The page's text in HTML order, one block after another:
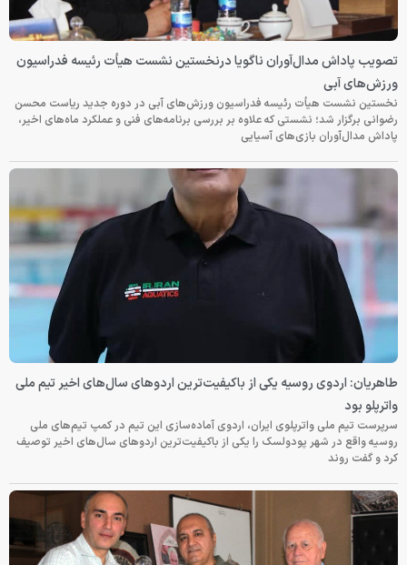
تصویب پاداش مدال‌آوران ناگویا درنخستین نشست هیأت رئیسه فدراسیون
ورزش‌های آبی
نخستین نشست هیأت رئیسه فدراسیون ورزش‌های آبی در دوره جدید ریاست محسن
رضوانی برگزار شد؛ نشستی که علاوه بر بررسی برنامه‌های فنی و عملکرد ماه‌های اخیر،
پاداش مدال‌آوران بازی‌های آسیایی
طاهریان: اردوی روسیه یکی از باکیفیت‌ترین اردوهای سال‌های اخیر تیم ملی
واترپلو بود
سرپرست تیم ملی واترپلوی ایران، اردوی آماده‌سازی این تیم در کمپ تیم‌های ملی
روسیه واقع در شهر پودولسک را یکی از باکیفیت‌ترین اردوهای سال‌های اخیر توصیف
کرد و گفت روند